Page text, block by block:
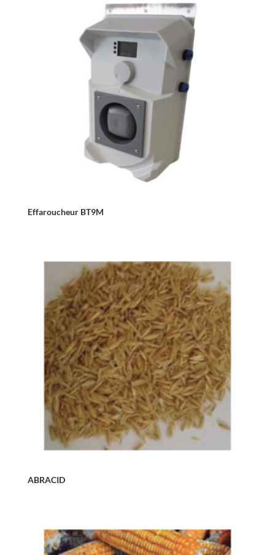
Effaroucheur BT9M
ABRACID